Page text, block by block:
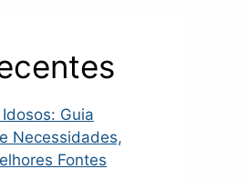
Guia
Necessidades,
Fontes